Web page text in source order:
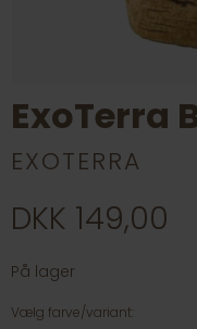
ExoTerra
EXOTERRA
DKK 149,00
På lager
Vælg farve/variant: